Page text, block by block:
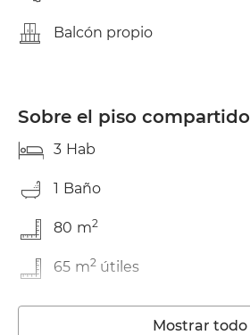
Balcón propio
Sobre el piso compartido
3 Hab
1 Baño
80 m2
65 m2 útiles
En buen estado
Mostrar todo